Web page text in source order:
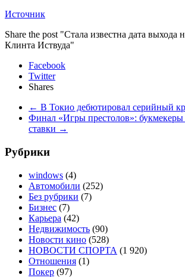
Источник
Share the post "Стала известна дата выхода
Клинта Иствуда"
Facebook
Twitter
Shares
← В Токио дебютировал серийный
Финал «Игры престолов»:
ставки →
Рубрики
windows (4)
Автомобили (252)
Без рубрики (7)
Бизнес (7)
Карьера (42)
Недвижимость (90)
Новости кино (528)
НОВОСТИ СПОРТА (1 920)
Отношения (1)
Покер (97)